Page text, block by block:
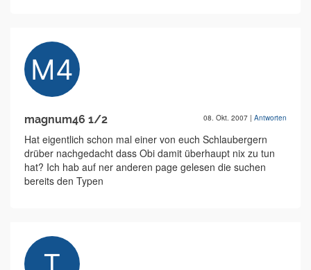
magnum46 1/2 08. Okt. 2007 | Antworten
Hat eigentlich schon mal einer von euch Schlaubergern
drüber nachgedacht dass Obi damit überhaupt nix zu tun
hat? Ich hab auf ner anderen page gelesen die suchen
bereits den Typen